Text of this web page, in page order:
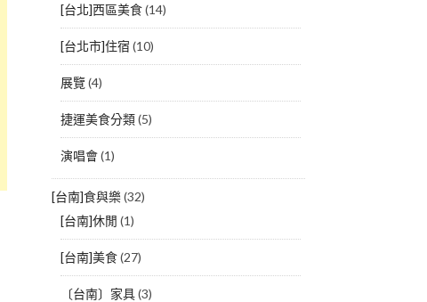
[台北]西區美食(14)
[台北市]住宿 (10)
展覽(4)
捷運美食分類(5)
演唱會(1)
[台南]食與樂(32)
[台南]休閒 (1)
[台南]美食(27)
〔台南〕家具(3)